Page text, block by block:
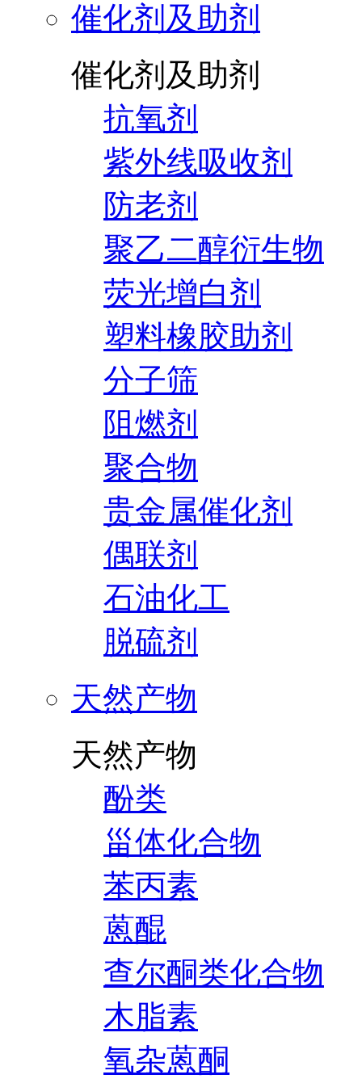
催化剂及助剂
催化剂及助剂
抗氧剂
紫外线吸收剂
防老剂
聚乙二醇衍生物
荧光增白剂
塑料橡胶助剂
分子筛
阻燃剂
聚合物
贵金属催化剂
偶联剂
石油化工
脱硫剂
天然产物
天然产物
酚类
甾体化合物
苯丙素
蒽醌
查尔酮类化合物
木脂素
氧杂蒽酮